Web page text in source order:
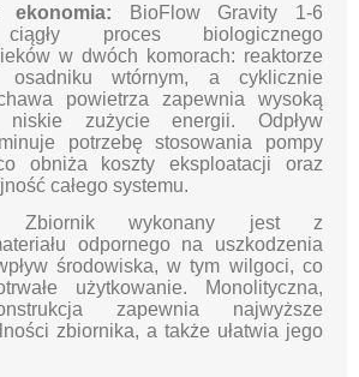
BioFlow Gravity 1-6
ciągły proces biologicznego
w dwóch komorach: reaktorze
osadniku wtórnym, a cyklicznie
powietrza zapewnia wysoką
zużycie energii. Odpływ
potrzebę stosowania pompy
obniża koszty eksploatacji oraz
całego systemu.
wykonany jest z
odpornego na uszkodzenia
środowiska, w tym wilgoci, co
użytkowanie. Monolityczna,
zapewnia najwyższe
zbiornika, a także ułatwia jego